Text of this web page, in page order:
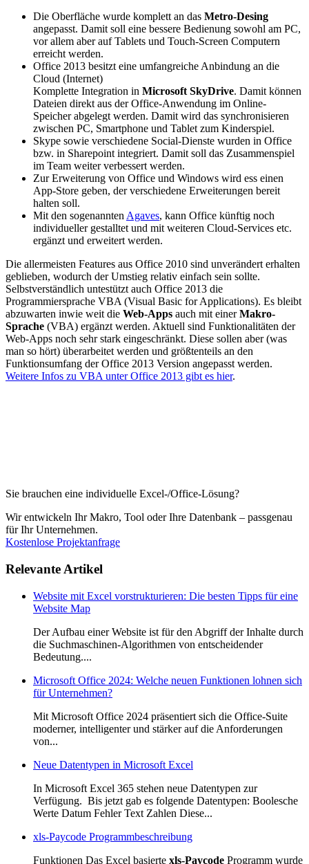
Die Oberfläche wurde komplett an das Metro-Desing
angepasst. Damit soll eine bessere Bedienung sowohl am PC,
vor allem aber auf Tablets und Touch-Screen Computern
erreicht werden.
Office 2013 besitzt eine umfangreiche Anbindung an die
Cloud (Internet)
Komplette Integration in Microsoft SkyDrive. Damit können
Dateien direkt aus der Office-Anwendung im Online-
Speicher abgelegt werden. Damit wird das synchronisieren
zwischen PC, Smartphone und Tablet zum Kinderspiel.
Skype sowie verschiedene Social-Dienste wurden in Office
bzw. in Sharepoint integriert. Damit soll das Zusammenspiel
im Team weiter verbessert werden.
Zur Erweiterung von Office und Windows wird ess einen
App-Store geben, der verschiedene Erweiterungen bereit
halten soll.
Mit den sogenannten Agaves, kann Office künftig noch
individueller gestalltet und mit weiteren Cloud-Services etc.
ergänzt und erweitert werden.
Die allermeisten Features aus Office 2010 sind unverändert erhalten
geblieben, wodurch der Umstieg relativ einfach sein sollte.
Selbstverständlich untestützt auch Office 2013 die
Programmiersprache VBA (Visual Basic for Applications). Es bleibt
abzuwarten inwie weit die Web-Apps auch mit einerMakro-
Sprache (VBA) ergänzt werden. Aktuell sind Funktionalitäten der
Web-Apps noch sehr stark eingeschränkt. Diese sollen aber (was
man so hört) überarbeitet werden und größtenteils an den
Funktionsumfang der Office 2013 Version angepasst werden.
Weitere Infos zu VBA unter Office 2013 gibt es hier.
Sie brauchen eine individuelle Excel-/Office-Lösung?
Wir entwickeln Ihr Makro, Tool oder Ihre Datenbank – passgenau
für Ihr Unternehmen.
Kostenlose Projektanfrage
Relevante Artikel
Website mit Excel vorstrukturieren: Die besten Tipps für eine
Website Map
Der Aufbau einer Website ist für den Abgriff der Inhalte durch
die Suchmaschinen-Algorithmen von entscheidender
Bedeutung....
Microsoft Office 2024: Welche neuen Funktionen lohnen sich
für Unternehmen?
Mit Microsoft Office 2024 präsentiert sich die Office-Suite
moderner, intelligenter und stärker auf die Anforderungen
von...
Neue Datentypen in Microsoft Excel
In Microsoft Excel 365 stehen neue Datentypen zur
Verfügung. Bis jetzt gab es folgende Datentypen: Boolesche
Werte Datum Fehler Text Zahlen Diese...
xls-Paycode Programmbeschreibung
Funktionen Das Excel basierte xls-Paycode Programm wurde